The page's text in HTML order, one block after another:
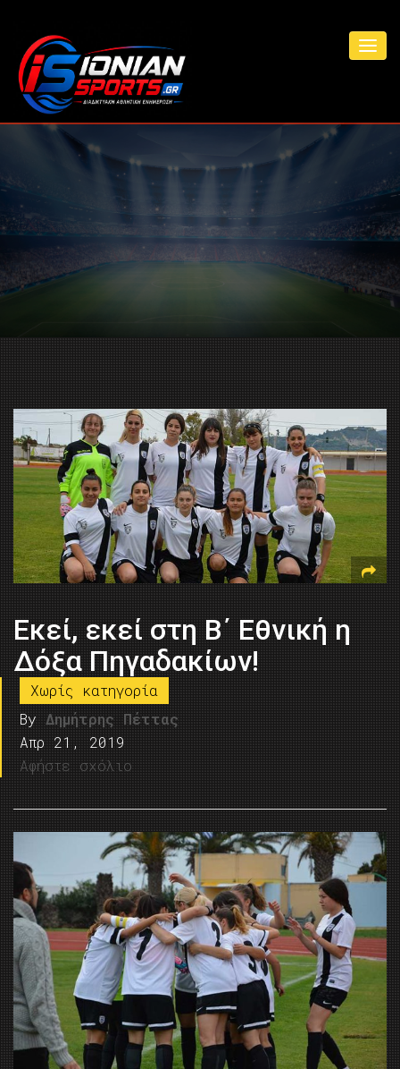
Eκεί, εκεί στη Β΄ Εθνική η
Δόξα Πηγαδακίων!
Χωρίς κατηγορία
By Δημήτρης Πέττας
Απρ 21, 2019
Αφήστε σχόλιο